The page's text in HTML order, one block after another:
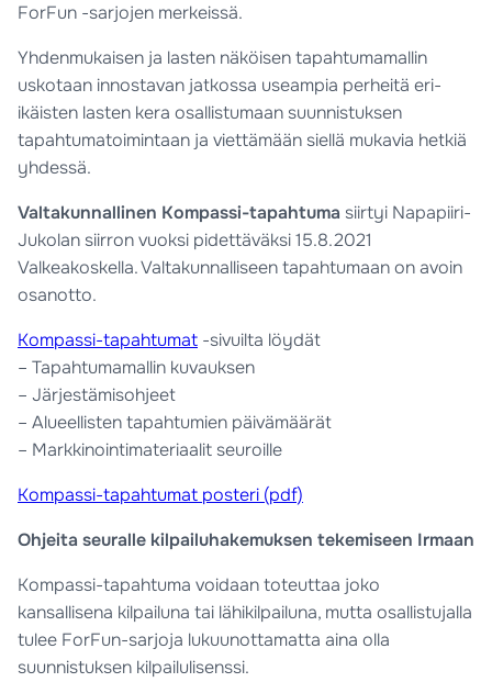
ForFun -sarjojen merkeissä.
Yhdenmukaisen ja lasten näköisen tapahtumamallin
uskotaan innostavan jatkossa useampia perheitä eri-
ikäisten lasten kera osallistumaan suunnistuksen
tapahtumatoimintaan ja viettämään siellä mukavia hetkiä
yhdessä.
Valtakunnallinen Kompassi-tapahtuma siirtyi Napapiiri-
Jukolan siirron vuoksi pidettäväksi 15.8.2021
Valkeakoskella. Valtakunnalliseen tapahtumaan on avoin
osanotto.
Kompassi-tapahtumat -sivuilta löydät
– Tapahtumamallin kuvauksen
– Järjestämisohjeet
– Alueellisten tapahtumien päivämäärät
– Markkinointimateriaalit seuroille
Kompassi-tapahtumat posteri (pdf)
Ohjeita seuralle kilpailuhakemuksen tekemiseen Irmaan
Kompassi-tapahtuma voidaan toteuttaa joko
kansallisena kilpailuna tai lähikilpailuna, mutta osallistujalla
tulee ForFun-sarjoja lukuunottamatta aina olla
suunnistuksen kilpailulisenssi.